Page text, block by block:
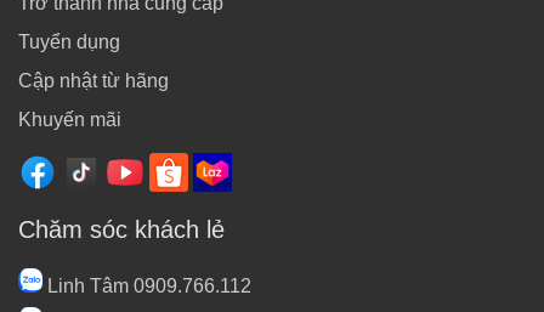
Tuyển dụng
Cập nhật từ hãng
Khuyến mãi
Chăm sóc khách lẻ
Linh Tâm 0909.766.112